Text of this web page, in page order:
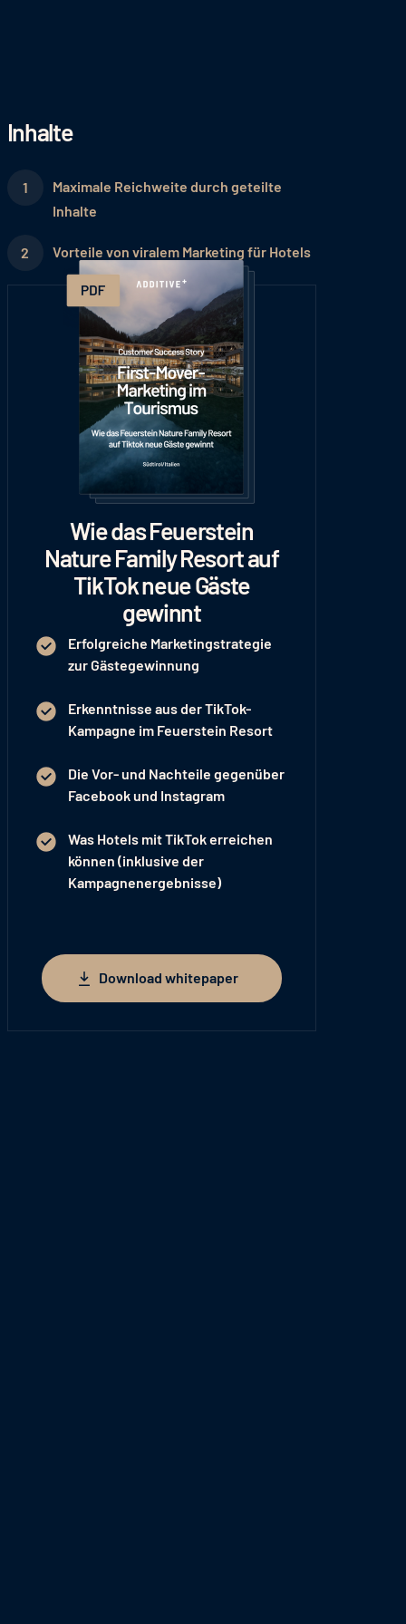
Inhalte
Maximale Reichweite durch geteilte
Inhalte
Vorteile von viralem Marketing für Hotels
Wie das Feuerstein
Nature Family Resort auf
TikTok neue Gäste
gewinnt
Erfolgreiche Marketingstrategie
zur Gästegewinnung
Erkenntnisse aus der TikTok-
Kampagne im Feuerstein Resort
Die Vor- und Nachteile gegenüber
Facebook und Instagram
Was Hotels mit TikTok erreichen
können (inklusive der
Kampagnenergebnisse)
Download whitepaper
Download whitepaper